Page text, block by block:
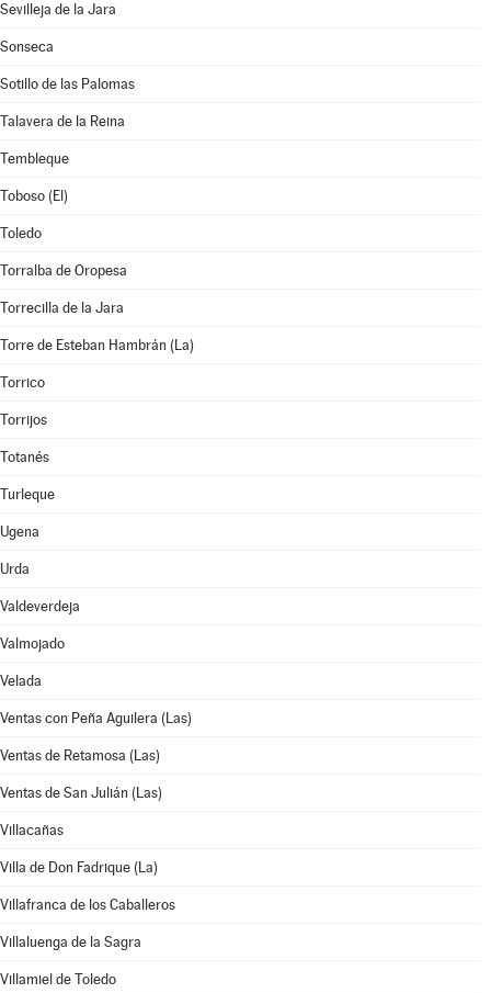
Sevilleja de la Jara
Sonseca
Sotillo de las Palomas
Talavera de la Reina
Tembleque
Toboso (El)
Toledo
Torralba de Oropesa
Torrecilla de la Jara
Torre de Esteban Hambrán (La)
Torrico
Torrijos
Totanés
Turleque
Ugena
Urda
Valdeverdeja
Valmojado
Velada
Ventas con Peña Aguilera (Las)
Ventas de Retamosa (Las)
Ventas de San Julián (Las)
Villacañas
Villa de Don Fadrique (La)
Villafranca de los Caballeros
Villaluenga de la Sagra
Villamiel de Toledo